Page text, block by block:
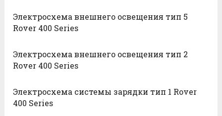
Электросхема внешнего освещения тип 5
Rover 400 Series
Электросхема внешнего освещения тип 2
Rover 400 Series
Электросхема системы зарядки тип 1 Rover
400 Series